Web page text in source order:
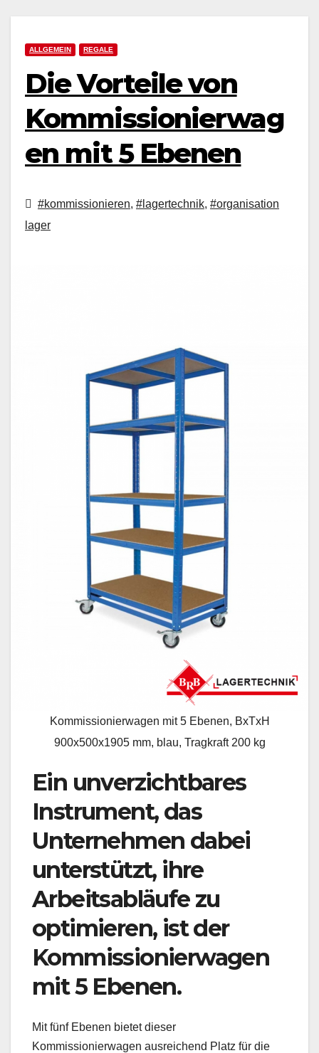
ALLGEMEIN REGALE
Die Vorteile von
Kommissionierwag
en mit 5 Ebenen
#kommissionieren, #lagertechnik, #organisation
lager
Kommissionierwagen mit 5 Ebenen, BxTxH
900x500x1905 mm, blau, Tragkraft 200 kg
Ein unverzichtbares
Instrument, das
Unternehmen dabei
unterstützt, ihre
Arbeitsabläufe zu
optimieren, ist der
Kommissionierwagen
mit 5 Ebenen.
Mit fünf Ebenen bietet dieser
Kommissionierwagen ausreichend Platz für die